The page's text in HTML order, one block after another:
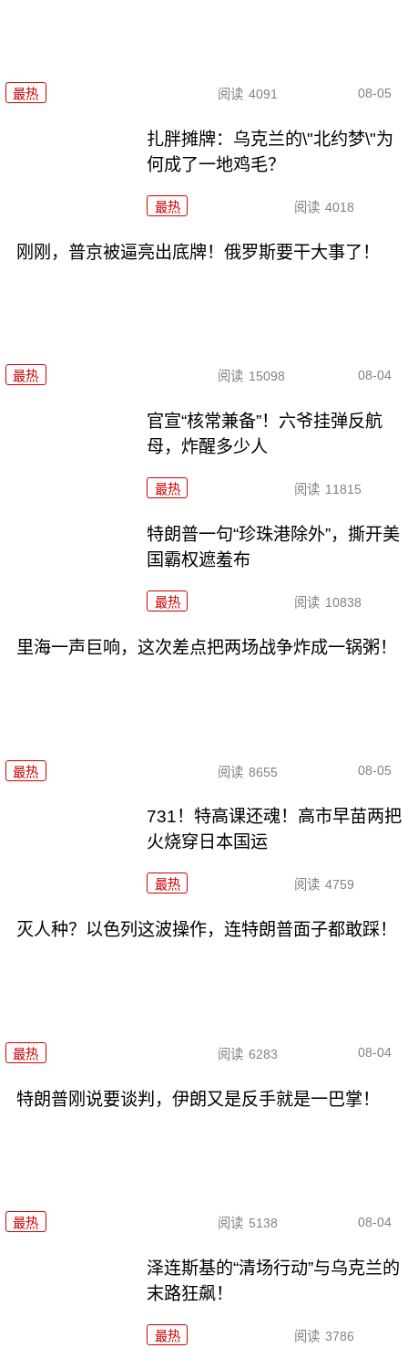
最热 阅读 4091 08-05
扎胖摊牌：乌克兰的\"北约梦\"为
何成了一地鸡毛？
最热 阅读 4018
刚刚，普京被逼亮出底牌！俄罗斯要干大事了！
最热 阅读 15098 08-04
官宣“核常兼备”！六爷挂弹反航
母，炸醒多少人
最热 阅读 11815
特朗普一句“珍珠港除外”，撕开美
国霸权遮羞布
最热 阅读 10838
里海一声巨响，这次差点把两场战争炸成一锅粥！
最热 阅读 8655 08-05
731！特高课还魂！高市早苗两把
火烧穿日本国运
最热 阅读 4759
灭人种？以色列这波操作，连特朗普面子都敢踩！
最热 阅读 6283 08-04
特朗普刚说要谈判，伊朗又是反手就是一巴掌！
最热 阅读 5138 08-04
泽连斯基的“清场行动”与乌克兰的
末路狂飙！
最热 阅读 3786